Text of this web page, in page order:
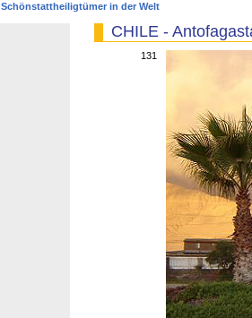
Schönstattheiligtümer in der Welt
CHILE -
131